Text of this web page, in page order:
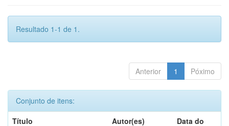
Resultado 1-1 de 1.
Anterior 1 Póximo
Conjunto de itens:
Título
Autor(es)
Data do